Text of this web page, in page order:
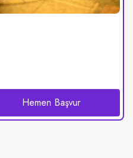
Hemen Başvur